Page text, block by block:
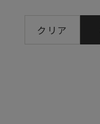
クリア